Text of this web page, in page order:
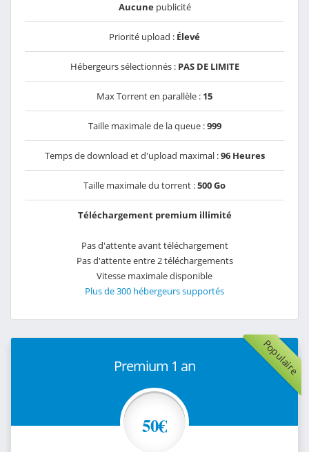
Aucunepublicité
Priorité upload : Élevé
Hébergeurs sélectionnés : PAS DE LIMITE
Max Torrent en parallèle : 15
Taille maximale de la queue :999
Temps de download et d'upload maximal :96 Heures
Taille maximale du torrent :500 Go
Téléchargement premium illimité
Pas d'attente avant téléchargement
Pas d'attente entre 2 téléchargements
Vitesse maximale disponible
Plus de 300 hébergeurs supportés
Populaire
Premium 1 an
50€